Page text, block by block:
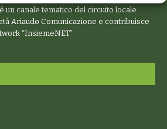
è un canale tematico del circuito locale
Ariaudo Comunicazione e contribuisce
“InsiemeNET”